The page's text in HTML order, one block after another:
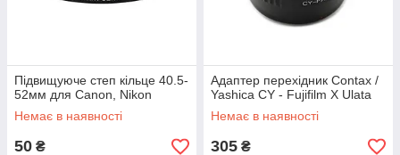
Підвищуюче степ кільце 40.5-
52мм для Canon, Nikon
Немає в наявності
50 ₴
Адаптер перехідник Contax /
Yashica CY - Fujifilm X Ulata
Немає в наявності
305 ₴